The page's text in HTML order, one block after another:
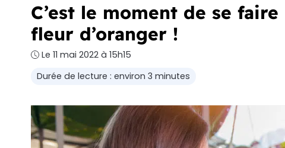
C’est le moment de se
fleur d’oranger !
Le 11 mai 2022 à 15h15
Durée de lecture : environ 3 minutes